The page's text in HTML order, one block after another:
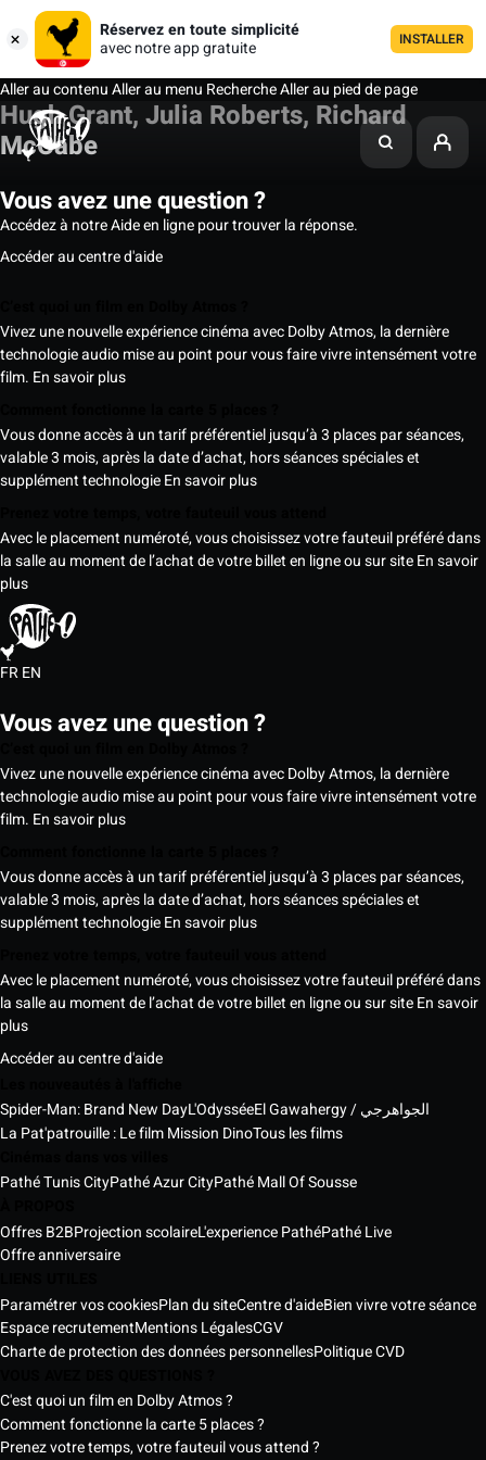
Réservez en toute simplicité
avec notre app gratuite
INSTALLER
Aller au contenuAller au menu RechercheAller au pied de page
Hugh Grant, Julia Roberts, Richard
McCabe
Vous avez une question ?
Accédez à notre Aide en ligne pour trouver la réponse.
Accéder au centre d'aide
Vivez une nouvelle expérience cinéma avec Dolby Atmos, la dernière
technologie audio mise au point pour vous faire vivre intensément votre
film. En savoir plus
Vous donne accès à un tarif préférentiel jusqu’à 3 places par séances,
valable 3 mois, après la date d’achat, hors séances spéciales et
supplément technologieEn savoir plus
Avec le placement numéroté, vous choisissez votre fauteuil préféré dans
la salle au moment de l’achat de votre billet en ligne ou sur siteEn savoir
plus
FREN
Vous avez une question ?
Vivez une nouvelle expérience cinéma avec Dolby Atmos, la dernière
technologie audio mise au point pour vous faire vivre intensément votre
film. En savoir plus
Vous donne accès à un tarif préférentiel jusqu’à 3 places par séances,
valable 3 mois, après la date d’achat, hors séances spéciales et
supplément technologieEn savoir plus
Avec le placement numéroté, vous choisissez votre fauteuil préféré dans
la salle au moment de l’achat de votre billet en ligne ou sur siteEn savoir
plus
Accéder au centre d'aide
Spider-Man: Brand New DayL'Odyssée
El Gawahergy / الجواهرجي
La Pat'patrouille : Le film Mission DinoTous les films
Pathé Tunis CityPathé Azur CityPathé Mall Of Sousse
Offres B2BProjection scolaireL'experience PathéPathé Live
Offre anniversaire
Paramétrer vos cookiesPlan du siteCentre d'aideBien vivre votre séance
Espace recrutementMentions LégalesCGV
Charte de protection des données personnellesPolitique CVD
C'est quoi un film en Dolby Atmos ?
Comment fonctionne la carte 5 places ?
Prenez votre temps, votre fauteuil vous attend ?